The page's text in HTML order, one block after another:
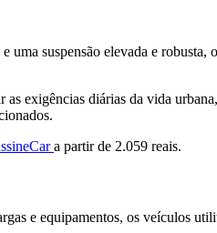
suspensão elevada e
as exigências diárias da vida
a partir de 2.059 reais.
e equipamentos, os veículos